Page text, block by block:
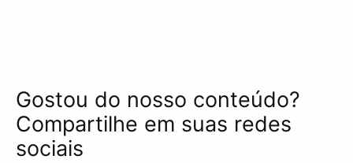
Gostou do nosso conteúdo?
Compartilhe em suas redes
sociais